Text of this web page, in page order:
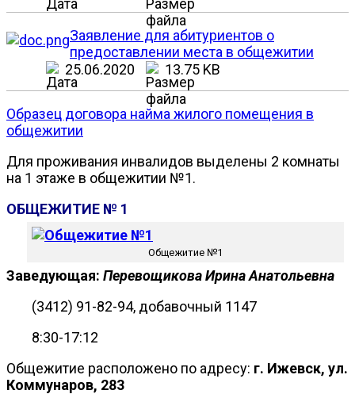
Заявление для абитуриентов о
предоставлении места в общежитии
25.06.2020
13.75 KB
Образец договора найма жилого помещения в
общежитии
Для проживания инвалидов выделены 2 комнаты
на 1 этаже в общежитии №1.
ОБЩЕЖИТИЕ № 1
Общежитие №1
Заведующая: Перевощикова Ирина Анатольевна
(3412) 91-82-94, добавочный 1147
8:30-17:12
Общежитие расположено по адресу: г. Ижевск, ул.
Коммунаров, 283